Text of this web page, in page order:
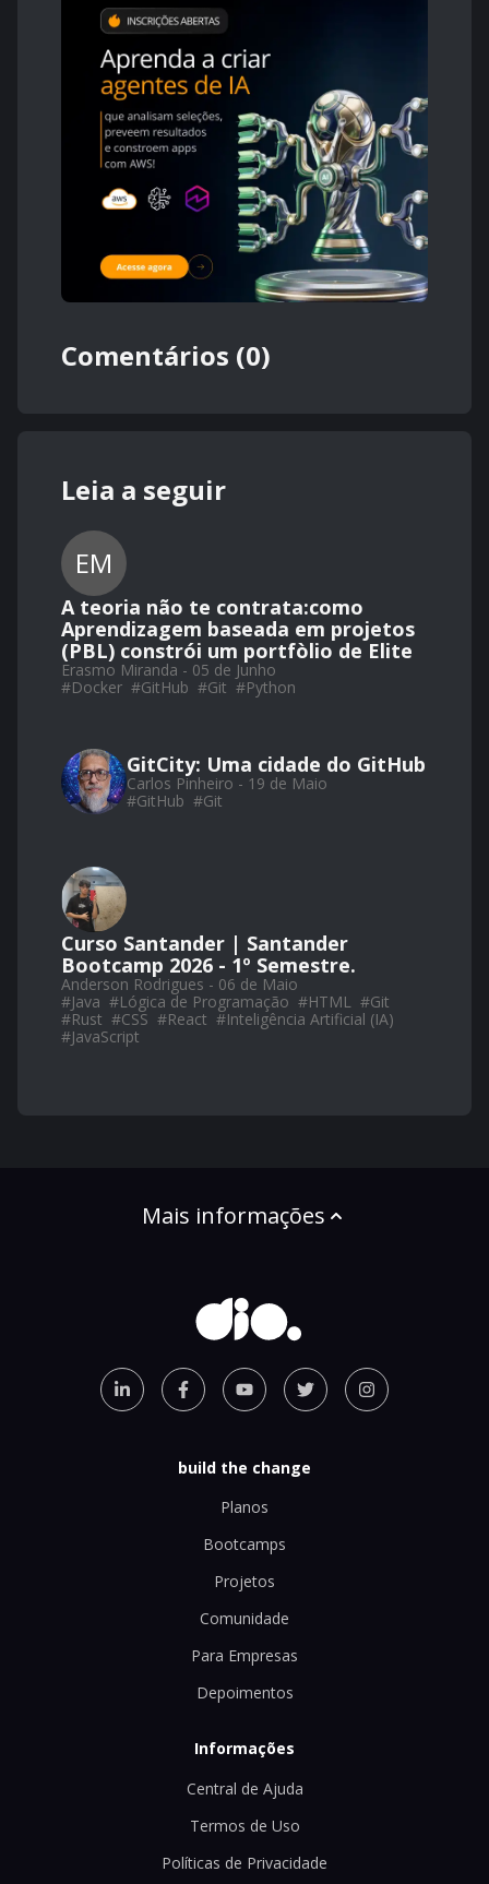
Comentários (0)
Leia a seguir
EM
A teoria não te contrata:como
Aprendizagem baseada em projetos
(PBL) constrói um portfòlio de Elite
Erasmo Miranda - 05 de Junho
#Docker #GitHub #Git #Python
GitCity: Uma cidade do GitHub
Carlos Pinheiro - 19 de Maio
#GitHub #Git
Curso Santander | Santander
Bootcamp 2026 - 1º Semestre.
Anderson Rodrigues - 06 de Maio
#Java #Lógica de Programação #HTML #Git
#Rust #CSS #React #Inteligência Artificial (IA)
#JavaScript
Mais informações
build the change
Planos
Bootcamps
Projetos
Comunidade
Para Empresas
Depoimentos
Informações
Central de Ajuda
Termos de Uso
Políticas de Privacidade